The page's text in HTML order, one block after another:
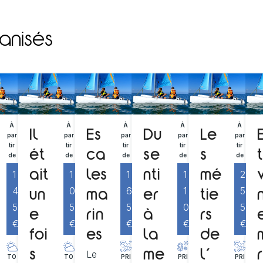
À
par
tir
de
1
4
5
€
TO
Il
ét
ait
un
e
foi
s
À
par
tir
de
1
0
5
€
TO
Es
ca
les
ma
rin
es
Le
À
par
tir
de
1
6
5
€
PRI
Du
se
nti
er
à
la
me
À
par
tir
de
1
1
0
€
PRI
Le
s
mé
tie
rs
de
l’
À
par
tir
de
2
5
5
€
PRI